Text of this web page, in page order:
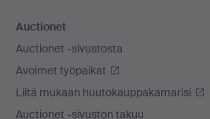
Auctionet
Auctionet -sivustosta
Avoimet työpaikat
Liitä mukaan huutokauppakamarisi
Auctionet -sivuston takuu